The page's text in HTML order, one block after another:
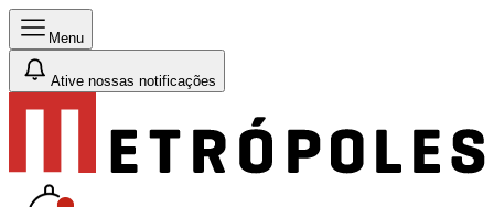
Menu
Ative nossas notificações